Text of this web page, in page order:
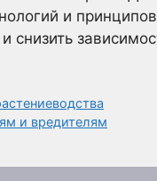
и
снизить
и вредителям